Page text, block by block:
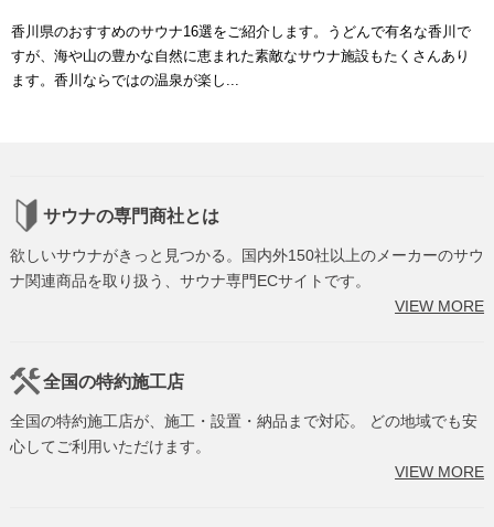
香川県のおすすめのサウナ16選をご紹介します。うどんで有名な香川で
すが、海や山の豊かな自然に恵まれた素敵なサウナ施設もたくさんあり
ます。香川ならではの温泉が楽し...
サウナの専門商社とは
欲しいサウナがきっと見つかる。国内外150社以上のメーカーのサウ
ナ関連商品を取り扱う、サウナ専門ECサイトです。
VIEW MORE
全国の特約施工店
全国の特約施工店が、施工・設置・納品まで対応。 どの地域でも安
心してご利用いただけます。
VIEW MORE